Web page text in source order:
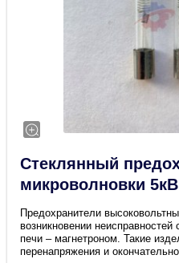
Стеклянный
микроволновки
Предохранители
возникновении
печи – магнетроном. Такие
перенапряжения и